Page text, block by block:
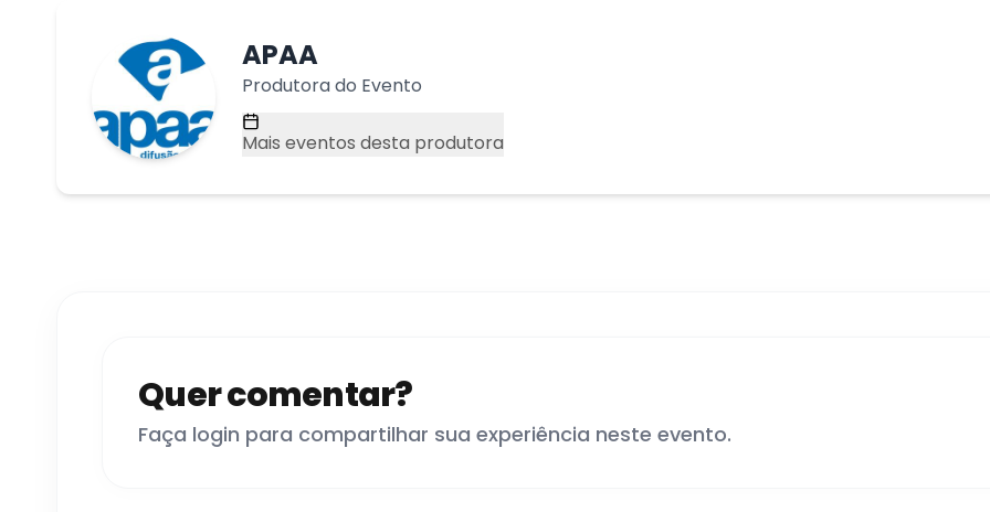
APAA
Produtora do Evento
Mais eventos desta produtora
Quer comentar?
Faça login para compartilhar sua experiência neste evento.